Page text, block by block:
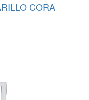
CORA